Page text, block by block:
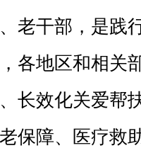
老干部，是践
各地区和相关
长效化关爱帮
保障、医疗救